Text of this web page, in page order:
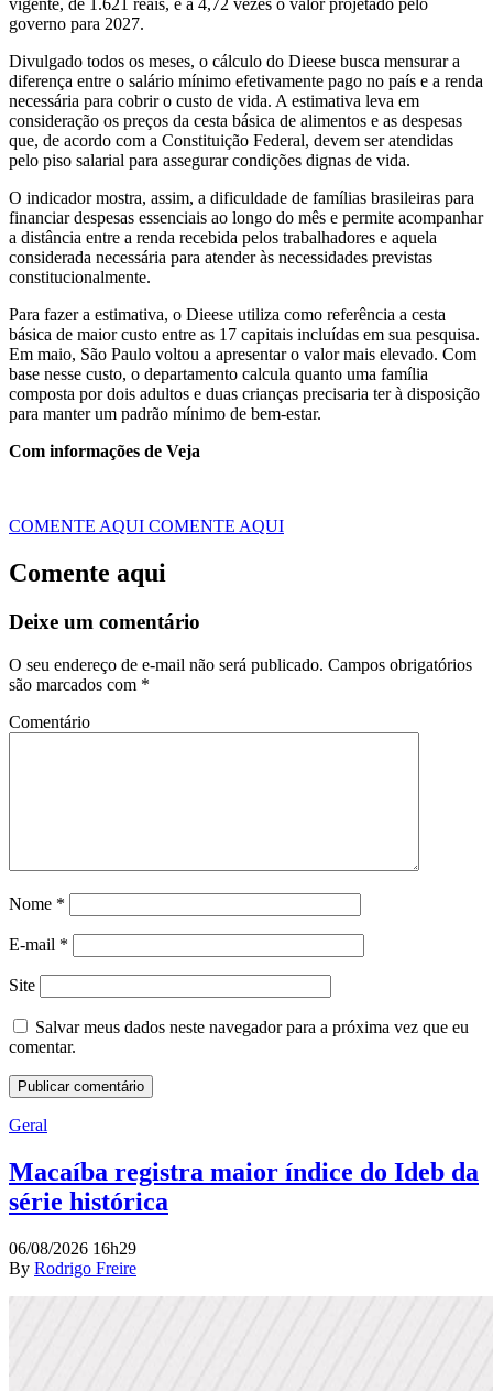
vigente, de 1.621 reais, e a 4,72 vezes o valor projetado pelo
governo para 2027.
Divulgado todos os meses, o cálculo do Dieese busca mensurar a
diferença entre o salário mínimo efetivamente pago no país e a renda
necessária para cobrir o custo de vida. A estimativa leva em
consideração os preços da cesta básica de alimentos e as despesas
que, de acordo com a Constituição Federal, devem ser atendidas
pelo piso salarial para assegurar condições dignas de vida.
O indicador mostra, assim, a dificuldade de famílias brasileiras para
financiar despesas essenciais ao longo do mês e permite acompanhar
a distância entre a renda recebida pelos trabalhadores e aquela
considerada necessária para atender às necessidades previstas
constitucionalmente.
Para fazer a estimativa, o Dieese utiliza como referência a cesta
básica de maior custo entre as 17 capitais incluídas em sua pesquisa.
Em maio, São Paulo voltou a apresentar o valor mais elevado. Com
base nesse custo, o departamento calcula quanto uma família
composta por dois adultos e duas crianças precisaria ter à disposição
para manter um padrão mínimo de bem-estar.
Com informações de Veja
COMENTE AQUI COMENTE AQUI
Comente aqui
Deixe um comentário
O seu endereço de e-mail não será publicado. Campos obrigatórios
são marcados com *
Comentário
Nome *
E-mail *
Site
Salvar meus dados neste navegador para a próxima vez que eu
comentar.
Geral
Macaíba registra maior índice do Ideb da
série histórica
06/08/2026 16h29
By Rodrigo Freire